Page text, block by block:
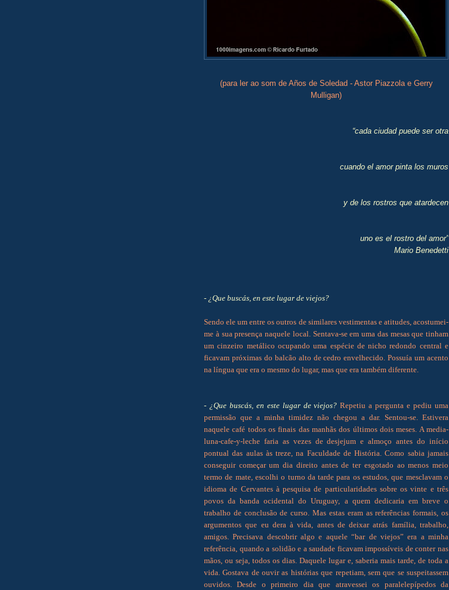
(para ler ao som de Años de Soledad - Astor Piazzola e Gerry
Mulligan)
“cada ciudad puede ser otra
cuando el amor pinta los muros
y de los rostros que atardecen
uno es el rostro del amor”
Mario Benedetti
- ¿Que buscás, en este lugar de viejos?
Sendo ele um entre os outros de similares vestimentas e atitudes, acostumei-
me à sua presença naquele local. Sentava-se em uma das mesas que tinham
um cinzeiro metálico ocupando uma espécie de nicho redondo central e
ficavam próximas do balcão alto de cedro envelhecido. Possuía um acento
na língua que era o mesmo do lugar, mas que era também diferente.
- ¿Que buscás, en este lugar de viejos? Repetiu a pergunta e pediu uma
permissão que a minha timidez não chegou a dar. Sentou-se. Estivera
naquele café todos os finais das manhãs dos últimos dois meses. A media-
luna-cafe-y-leche faria as vezes de desjejum e almoço antes do início
pontual das aulas às treze, na Faculdade de História. Como sabia jamais
conseguir começar um dia direito antes de ter esgotado ao menos meio
termo de mate, escolhi o turno da tarde para os estudos, que mesclavam o
idioma de Cervantes à pesquisa de particularidades sobre os vinte e três
povos da banda ocidental do Uruguay, a quem dedicaria em breve o
trabalho de conclusão de curso. Mas estas eram as referências formais, os
argumentos que eu dera à vida, antes de deixar atrás família, trabalho,
amigos. Precisava descobrir algo e aquele “bar de viejos” era a minha
referência, quando a solidão e a saudade ficavam impossíveis de conter nas
mãos, ou seja, todos os dias. Daquele lugar e, saberia mais tarde, de toda a
vida. Gostava de ouvir as histórias que repetiam, sem que se suspeitassem
ouvidos. Desde o primeiro dia que atravessei os paralelepípedos da